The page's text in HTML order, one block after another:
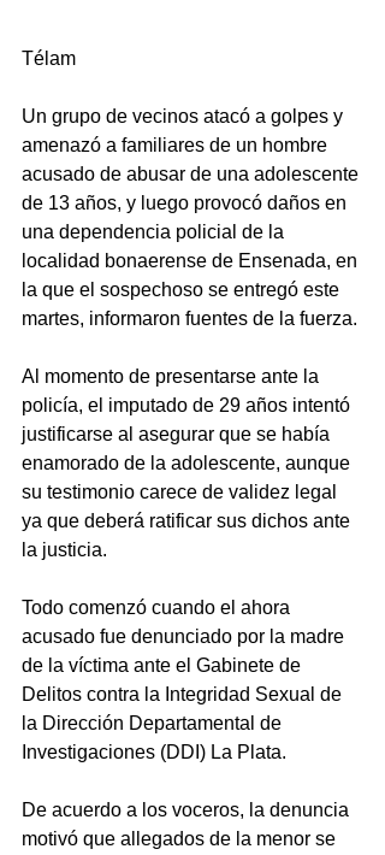
Télam
Un grupo de vecinos atacó a golpes y
amenazó a familiares de un hombre
acusado de abusar de una adolescente
de 13 años, y luego provocó daños en
una dependencia policial de la
localidad bonaerense de Ensenada, en
la que el sospechoso se entregó este
martes, informaron fuentes de la fuerza.
Al momento de presentarse ante la
policía, el imputado de 29 años intentó
justificarse al asegurar que se había
enamorado de la adolescente, aunque
su testimonio carece de validez legal
ya que deberá ratificar sus dichos ante
la justicia.
Todo comenzó cuando el ahora
acusado fue denunciado por la madre
de la víctima ante el Gabinete de
Delitos contra la Integridad Sexual de
la Dirección Departamental de
Investigaciones (DDI) La Plata.
De acuerdo a los voceros, la denuncia
motivó que allegados de la menor se